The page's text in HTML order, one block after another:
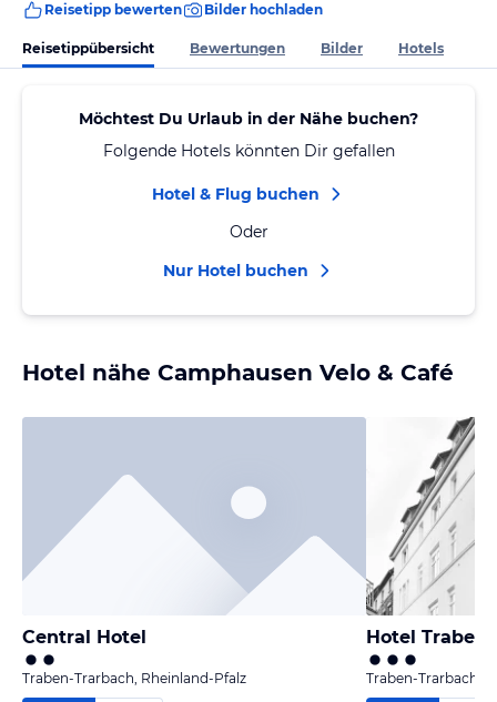
Reisetipp bewerten Bilder hochladen
Reisetippübersicht Bewertungen Bilder Hotels
Möchtest Du Urlaub in der Nähe buchen?
Folgende Hotels könnten Dir gefallen
Hotel & Flug buchen
Oder
Nur Hotel buchen
Hotel nähe Camphausen Velo & Café
Central Hotel
Traben-Trarbach, Rheinland-Pfalz
Hotel
Traben-Trarbach,